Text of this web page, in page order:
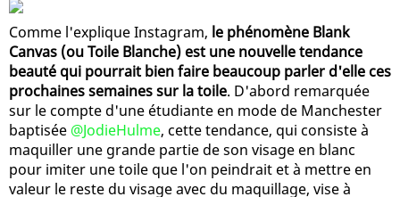
Comme l'explique Instagram, le phénomène Blank
Canvas (ou Toile Blanche) est une nouvelle tendance
beauté qui pourrait bien faire beaucoup parler d'elle ces
prochaines semaines sur la toile. D'abord remarquée
sur le compte d'une étudiante en mode de Manchester
baptisée @JodieHulme, cette tendance, qui consiste à
maquiller une grande partie de son visage en blanc
pour imiter une toile que l'on peindrait et à mettre en
valeur le reste du visage avec du maquillage, vise à